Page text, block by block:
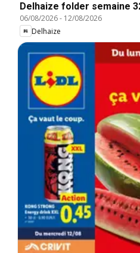
Delhaize folder semaine
06/08/2026- 12/08/2026
Delhaize